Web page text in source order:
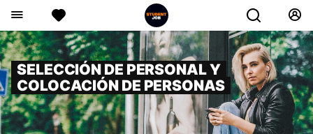
SELECCIÓN DE PERSONAL Y
COLOCACIÓN DE PERSONAS